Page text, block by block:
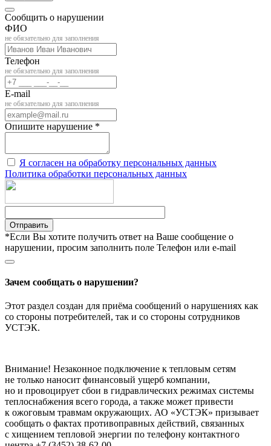
Сообщить о нарушении
ФИО
не обязательно для заполнения
Телефон
не обязательно для заполнения
E-mail
не обязательно для заполнения
Опишите нарушение *
Я согласен на обработку персональных данных
Политика обработки персональных данных
Отправить
*Если Вы хотите получить ответ на Ваше сообщение о
нарушении, просим заполнить поле Телефон или e-mail
Зачем сообщать о нарушении?
Этот раздел создан для приёма сообщений о нарушениях как
со стороны потребителей, так и со стороны сотрудников
УСТЭК.
Внимание! Незаконное подключение к тепловым сетям
не только наносит финансовый ущерб компании,
но и провоцирует сбои в гидравлических режимах системы
теплоснабжения всего города, а также может привести
к ожоговым травмам окружающих. АО «УСТЭК» призывает
сообщать о фактах противоправных действий, связанных
с хищением тепловой энергии по телефону контактного